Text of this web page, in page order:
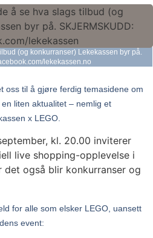
(og konkurranser) Lekekassen byr på.
lekekassen.no
oss til å gjøre ferdig temasidene om
liten aktualitet – nemlig et
x LEGO.
kl. 20.00 inviterer
live shopping-opplevelse i
det også blir konkurranser og
for alle som elsker LEGO, uansett
event: